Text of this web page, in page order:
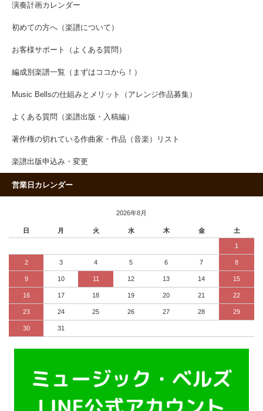
演奏計画カレンダー
初めての方へ（楽譜について）
お客様サポート（よくある質問）
編成別楽譜一覧（まずはココから！）
Music Bellsの仕組みとメリット（アレンジ作品募集）
よくある質問（楽譜出版・入稿編）
著作権の切れている作曲家・作品（音楽）リスト
楽譜出版申込み・変更
営業日カレンダー
2026年8月
日 月 火 水 木 金 土
1
2 3 4 5 6 7 8
9 10 11 12 13 14 15
16 17 18 19 20 21 22
23 24 25 26 27 28 29
30 31